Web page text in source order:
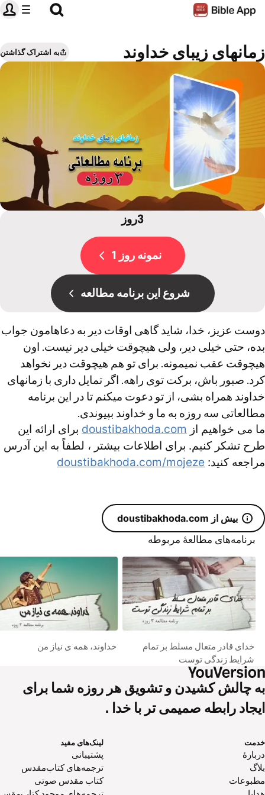
زمانهای زیبای خداوند به اشتراک گذاشتن
3روز
نمونه روز 1
شروع این برنامه مطالعه
دوست عزیز، خدا، شاید گاهی اوقات دیر به دعاهامون جواب
بده، حتی خیلی دیر، ولی هیچوقت خیلی دیر نیست. اون
هیچوقت عقب نمیمونه. برای تو هم هیچوقت دیر نخواهد
کرد. صبور باش، برکت توی راهه. اگر تمایل داری با زمانهای
خداوند همراه بشی، از تو دعوت میکنم تا در این برنامه
مطالعاتی سه روزه به ما و خداوند بپیوندی.
ما می خواهیم از doustibakhoda.com برای ارائه این
طرح تشکر کنیم. برای اطلاعات بیشتر ، لطفاً به این آدرس
مراجعه کنید: doustibakhoda.com/mojeze
بیش از doustibakhoda.com
برنامه‌های مطالعۀ مربوطه
خدای قادر متعال مسلط بر تمام
شرایط زندگی توست
خداوند، همه ی نیاز من
به چالش کشیدن و تشویق هر روزه شما برای
ایجاد رابطه صمیمی تر با خدا .
خدمت
دربارهٔ
بلاگ
مطبوعات
لینک‌های مفید
پشتیبانی
ترجمه‌های کتاب‌مقدس
کتاب‌ مقدس صوتی